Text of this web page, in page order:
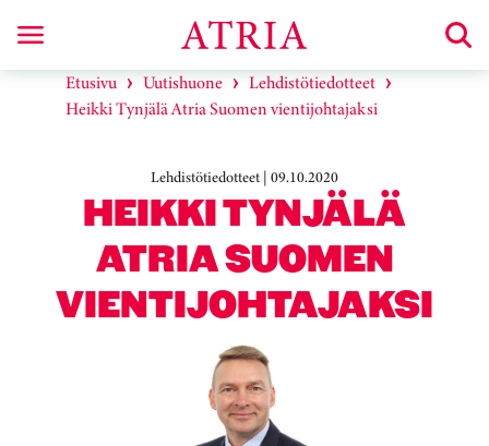
Etusivu Uutishuone
Lehdistötiedotteet
Heikki Tynjälä Atria Suomen vientijohtajaksi
Lehdistötiedotteet | 09.10.2020
HEIKKI TYNJÄLÄ
ATRIA SUOMEN
VIENTIJOHTAJAKSI